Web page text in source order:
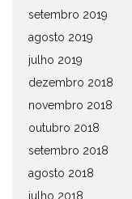
setembro 2019
agosto 2019
julho 2019
dezembro 2018
novembro 2018
outubro 2018
setembro 2018
agosto 2018
julho 2018